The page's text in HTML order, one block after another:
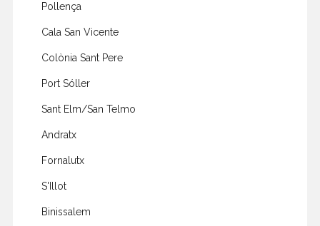
Pollença
Cala San Vicente
Colònia Sant Pere
Port Sóller
Sant Elm/San Telmo
Andratx
Fornalutx
S'Illot
Binissalem